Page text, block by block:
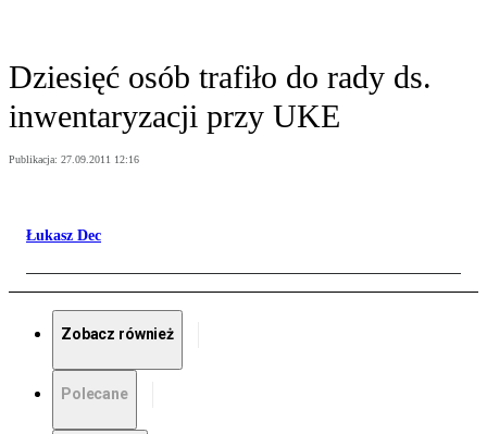
Dziesięć osób trafiło do rady ds.
inwentaryzacji przy UKE
Publikacja: 27.09.2011 12:16
Łukasz Dec
Zobacz również
Polecane